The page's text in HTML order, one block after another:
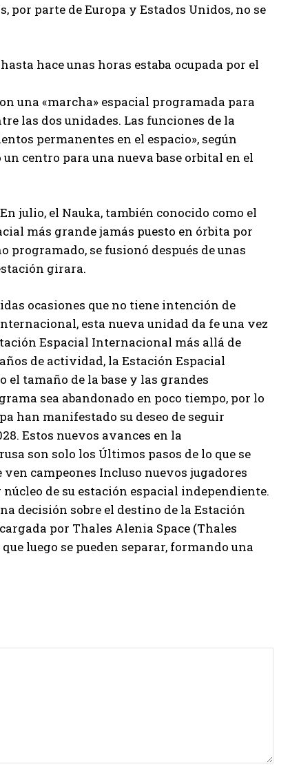
parte de Europa y Estados Unidos, no se
hace unas horas estaba ocupada por el
una «marcha» espacial programada para
las dos unidades. Las funciones de la
permanentes en el espacio», según
centro para una nueva base orbital en el
julio, el Nauka, también conocido como el
más grande jamás puesto en órbita por
se fusionó después de unas
girara.
ocasiones que no tiene intención de
esta nueva unidad da fe una vez
Espacial Internacional más allá de
de actividad, la Estación Espacial
el tamaño de la base y las grandes
sea abandonado en poco tiempo, por lo
han manifestado su deseo de seguir
Estos nuevos avances en la
son solo los Últimos pasos de lo que se
campeones Incluso nuevos jugadores
de su estación espacial independiente.
decisión sobre el destino de la Estación
por Thales Alenia Space (Thales
luego se pueden separar, formando una